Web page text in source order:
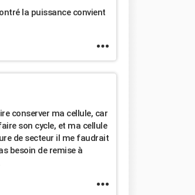
la puissance convient
conserver ma cellule, car
son cycle, et ma cellule
de secteur il me faudrait
besoin de remise à